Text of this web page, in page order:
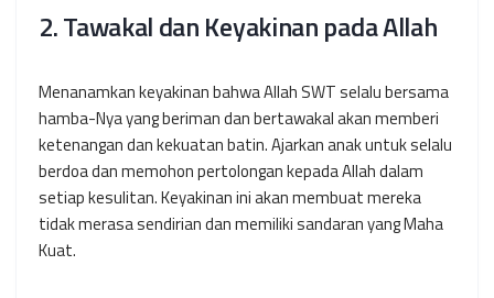
2. Tawakal dan Keyakinan pada Allah
Menanamkan keyakinan bahwa Allah SWT selalu bersama
hamba-Nya yang beriman dan bertawakal akan memberi
ketenangan dan kekuatan batin. Ajarkan anak untuk selalu
berdoa dan memohon pertolongan kepada Allah dalam
setiap kesulitan. Keyakinan ini akan membuat mereka
tidak merasa sendirian dan memiliki sandaran yang Maha
Kuat.